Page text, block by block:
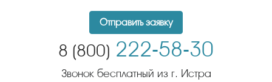
Отправить заявку
8 (800) 222-58-30
Звонок бесплатный из г. Истра